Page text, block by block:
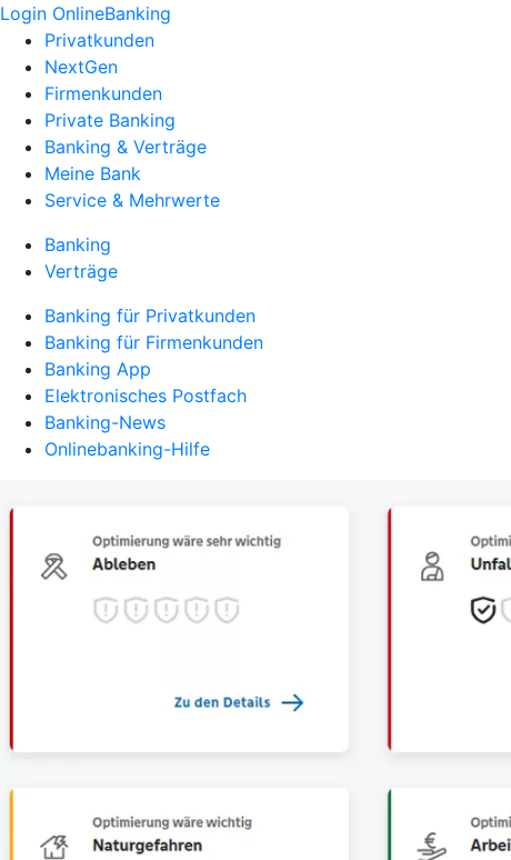
Login OnlineBanking
Privatkunden
NextGen
Firmenkunden
Private Banking
Banking & Verträge
Meine Bank
Service & Mehrwerte
Banking
Verträge
Banking für Privatkunden
Banking für Firmenkunden
Banking App
Elektronisches Postfach
Banking-News
Onlinebanking-Hilfe